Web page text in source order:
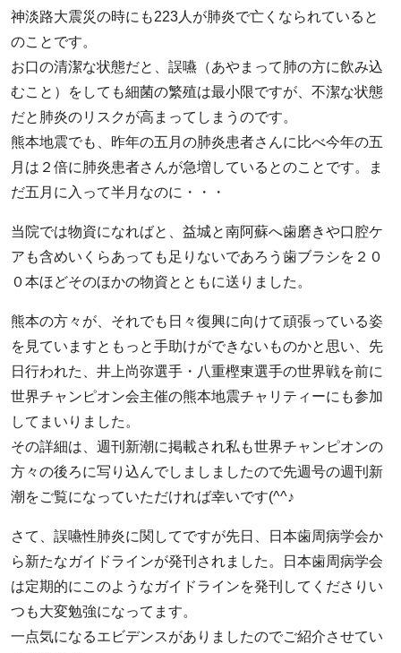
神淡路大震災の時にも223人が肺炎で亡くなられている と
のことです。
お口の清潔な状態だと、誤嚥（あやまって肺の方に飲み込
むこと）をしても細菌の繁殖は最小限ですが、不潔な状態
だと 肺炎のリスク が高まってしまうのです。
熊本地震でも、昨年の五月の肺炎患者さんに比べ今年の五
月は ２倍に肺炎患者さんが急増 しているとのことです。ま
だ五月に入って半月なのに・・・
当院では物資になればと、益城と南阿蘇へ歯磨きや口腔ケ
アも含めいくらあっても足りないであろう 歯ブラシを２０
０本ほどそのほかの物資とともに送りました。
熊本の方々が、それでも日々復興に向けて頑張っている姿
を見ていますともっと手助けができないものかと思い、先
日行われた、井上尚弥選手・八重樫東選手の世界戦を前に
世界チャンピオン会主催の熊本地震チャリティーにも参加
してまいりました。
その詳細は、 週刊新潮に掲載され私も世界チャンピオンの
方々の後ろに写り込んでしましましたので先週号の週刊新
潮 をご覧になっていただければ幸いです(^^♪
さて、誤嚥性肺炎に関してですが先日、日本歯周病学会か
ら新たなガイドラインが発刊されました。日本歯周病学会
は定期的にこのようなガイドラインを発刊してくださりい
つも大変勉強になってます。
一点気になるエビデンスがありましたのでご紹介させてい